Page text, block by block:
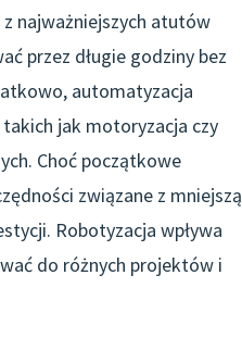
z najważniejszych atutów
przez długie godziny bez
automatyzacja
jak motoryzacja czy
Choć początkowe
związane z mniejszą
Robotyzacja wpływa
do różnych projektów i